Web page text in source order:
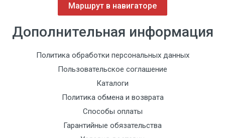
Маршрут в навигаторе
Дополнительная информация
Политика обработки персональных данных
Пользовательское соглашение
Каталоги
Политика обмена и возврата
Способы оплаты
Гарантийные обязательства